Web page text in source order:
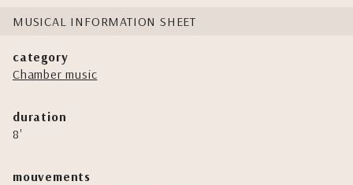
MUSICAL INFORMATION SHEET
category
Chamber music
duration
8'
mouvements